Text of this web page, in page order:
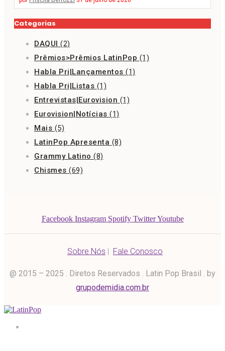
Categorias
DAQUI (2)
Prêmios>Prêmios LatinPop (1)
Habla Pri|Lançamentos (1)
Habla Pri|Listas (1)
Entrevistas|Eurovision (1)
Eurovision|Notícias (1)
Mais (5)
LatinPop Apresenta (8)
Grammy Latino (8)
Chismes (69)
Facebook Instagram Spotify Twitter Youtube
Sobre Nós | Fale Conosco
@ 2015 – 2025 . Diretos Reservados . Latin Pop Brasil . by
grupodemidia.com.br